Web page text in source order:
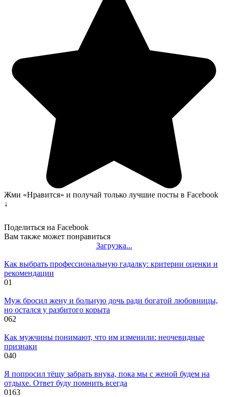
Жми «Нравится» и получай только лучшие посты в Facebook
↓
Поделиться на Facebook
Вам также может понравиться
Загрузка...
Как выбрать профессиональную гадалку: критерии оценки и
рекомендации
01
Муж бросил жену и больную дочь ради богатой любовницы,
но остался у разбитого корыта
062
Как мужчины понимают, что им изменили: неочевидные
признаки
040
Я попросил тёщу забрать внука, пока мы с женой будем на
отдыхе. Ответ буду помнить всегда
0163